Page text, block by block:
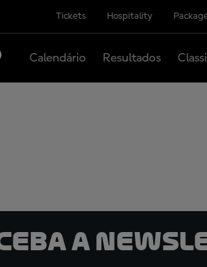
Tickets Hospitality
Calendário Resultados
a